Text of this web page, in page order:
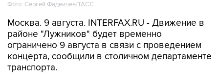
Фото: Сергей Фадеичев/ТАСС
Москва. 9 августа. INTERFAX.RU - Движение в
районе "Лужников" будет временно
ограничено 9 августа в связи с проведением
концерта, сообщили в столичном департаменте
транспорта.